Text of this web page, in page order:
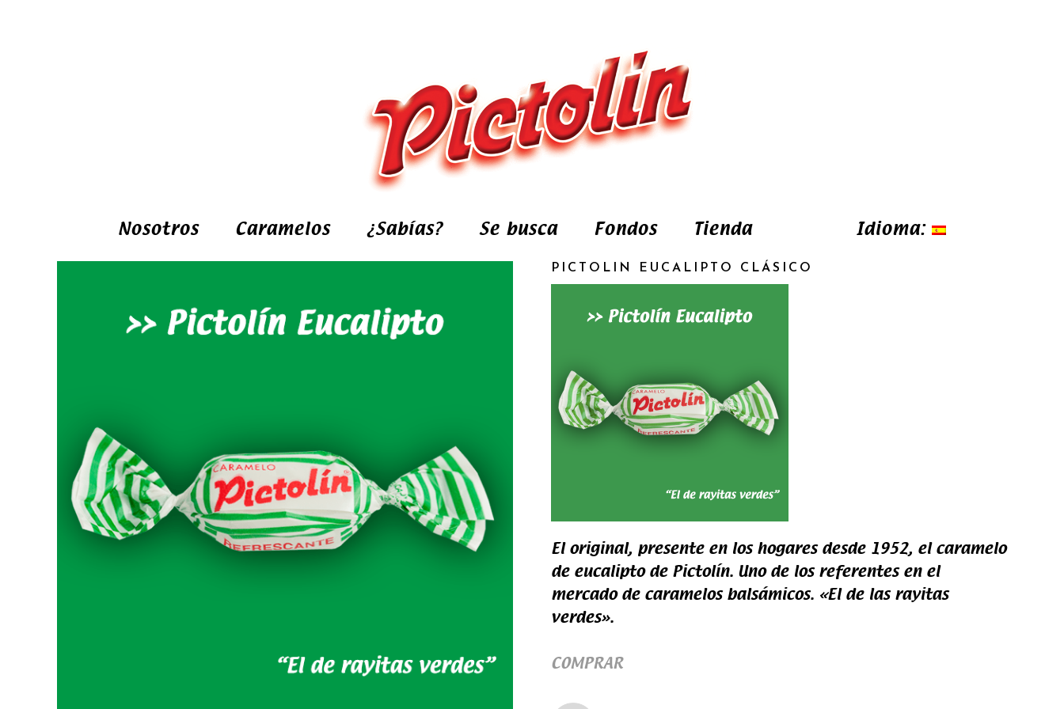
Nosotros Caramelos ¿Sabías? Se busca Fondos Tienda Idioma:
PICTOLIN EUCALIPTO CLÁSICO
El original, presente en los hogares desde 1952, el caramelo
de eucalipto de Pictolín. Uno de los referentes en el
mercado de caramelos balsámicos. «El de las rayitas
verdes».
COMPRAR